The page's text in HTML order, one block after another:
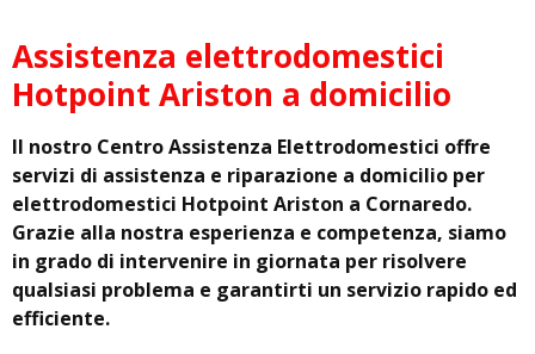
Assistenza elettrodomestici
Hotpoint Ariston a domicilio
Il nostro Centro Assistenza Elettrodomestici offre
servizi di assistenza e riparazione a domicilio per
elettrodomestici Hotpoint Ariston a Cornaredo.
Grazie alla nostra esperienza e competenza, siamo
in grado di intervenire in giornata per risolvere
qualsiasi problema e garantirti un servizio rapido ed
efficiente.